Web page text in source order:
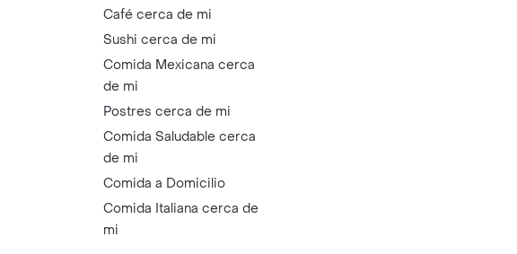
Café cerca de mi
Sushi cerca de mi
Comida Mexicana cerca
de mi
Postres cerca de mi
Comida Saludable cerca
de mi
Comida a Domicilio
Comida Italiana cerca de
mi